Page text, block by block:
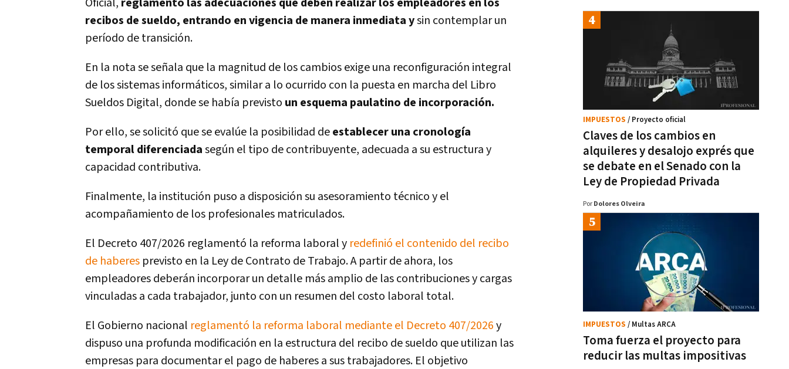
recibos de sueldo, entrando en vigencia de manera inmediata ysin contemplar un
período de transición.
En la nota se señala que la magnitud de los cambios exige una reconfiguración integral
de los sistemas informáticos, similar a lo ocurrido con la puesta en marcha del Libro
Sueldos Digital, donde se había previsto un esquema paulatino de incorporación.
Por ello, se solicitó que se evalúe la posibilidad deestablecer una cronología
temporal diferenciadasegún el tipo de contribuyente, adecuada a su estructura y
capacidad contributiva.
Finalmente, la institución puso a disposición su asesoramiento técnico y el
acompañamiento de los profesionales matriculados.
El Decreto 407/2026 reglamentó la reforma laboral y redefinió el contenido del recibo
de haberes previsto en la Ley de Contrato de Trabajo. A partir de ahora, los
empleadoresdeberán incorporar un detalle más amplio de las contribuciones y cargas
vinculadas a cada trabajador, junto con un resumen del costo laboral total.
El Gobierno nacional reglamentó la reforma laboral mediante el Decreto 407/2026y
dispuso una profunda modificación en la estructura del recibo de sueldo que utilizan las
empresas para documentar el pago de haberes a sus trabajadores. El objetivo
Claves de los cambios en
alquileres y desalojo exprés que
se debate en el Senado con la
Ley de Propiedad Privada
IMPUESTOS / Proyecto oficial
Por Dolores Olveira
Toma fuerza el proyecto para
reducir las multas impositivas
IMPUESTOS / Multas ARCA